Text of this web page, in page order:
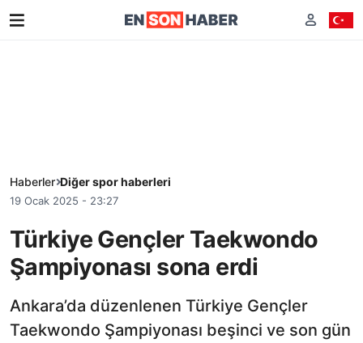
Haberler Diğer spor haberleri
19 Ocak 2025 - 23:27
Türkiye Gençler Taekwondo
Şampiyonası sona erdi
Ankara’da düzenlenen Türkiye Gençler
Taekwondo Şampiyonası beşinci ve son gün